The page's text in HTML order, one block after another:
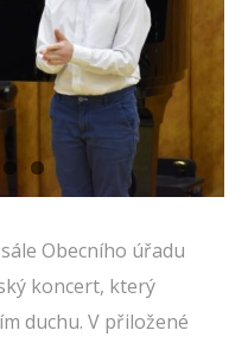
Obecního úřadu
koncert, který
duchu. V přiložené